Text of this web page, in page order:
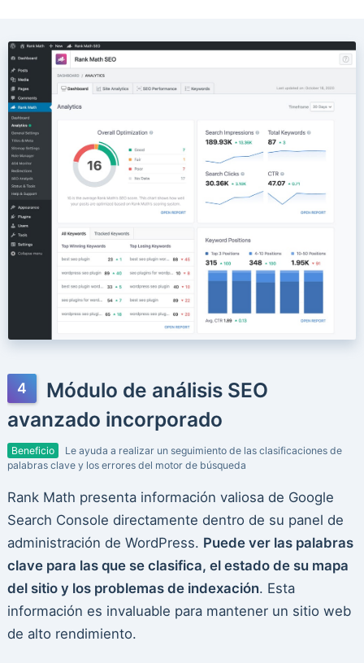
Módulo de análisis SEO
avanzado incorporado
Beneficio
Le ayuda a realizar un seguimiento de las clasificaciones de
palabras clave y los errores del motor de búsqueda
Rank Math presenta información valiosa de Google
Search Console directamente dentro de su panel de
administración de WordPress. Puede ver las palabras
clave para las que se clasifica, el estado de su mapa
del sitio y los problemas de indexación. Esta
información es invaluable para mantener un sitio web
de alto rendimiento.